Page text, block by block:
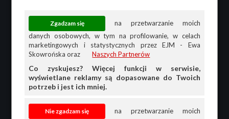
na przetwarzanie moich
danych osobowych, w tym na profilowanie, w celach
marketingowych i statystycznych przez EJM - Ewa
Skowrońska oraz
Naszych Partnerów
Co zyskujesz? Więcej funkcji w serwisie,
wyświetlane reklamy są dopasowane do Twoich
potrzeb i jest ich mniej.
na przetwarzanie moich